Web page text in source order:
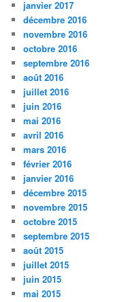
janvier 2017
décembre 2016
novembre 2016
octobre 2016
septembre 2016
août 2016
juillet 2016
juin 2016
mai 2016
avril 2016
mars 2016
février 2016
janvier 2016
décembre 2015
novembre 2015
octobre 2015
septembre 2015
août 2015
juillet 2015
juin 2015
mai 2015